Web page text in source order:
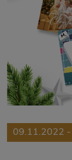
09.11.2022